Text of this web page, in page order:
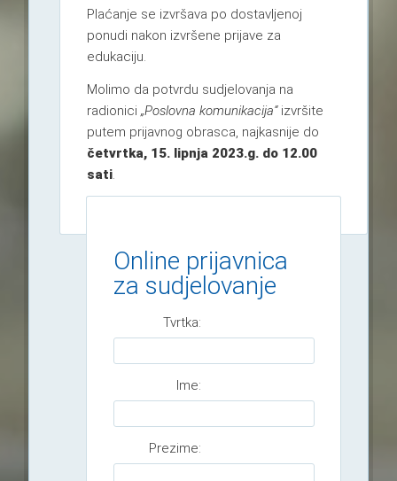
Plaćanje se izvršava po dostavljenoj
ponudi nakon izvršene prijave za
edukaciju.
Molimo da potvrdu sudjelovanja na
radionici „Poslovna komunikacija“ izvršite
putem prijavnog obrasca, najkasnije do
četvrtka, 15. lipnja 2023.g. do 12.00
sati.
Online prijavnica
za sudjelovanje
Tvrtka:
Ime:
Prezime: